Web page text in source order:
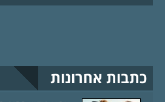
כתבות אחרונות